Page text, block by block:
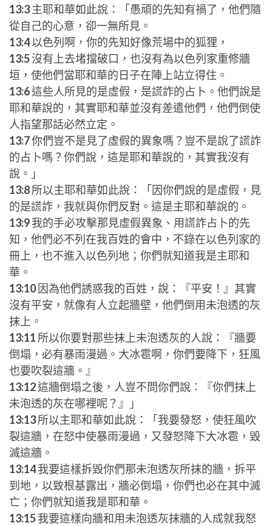
13:3主耶和華如此說：「愚頑的先知有禍了，他們隨
從自己的心意，卻一無所見。
13:4以色列啊，你的先知好像荒場中的狐狸，
13:5沒有上去堵擋破口，也沒有為以色列家重修牆
垣，使他們當耶和華的日子在陣上站立得住。
13:6這些人所見的是虛假，是謊詐的占卜。他們說是
耶和華說的，其實耶和華並沒有差遣他們，他們倒使
人指望那話必然立定。
13:7你們豈不是見了虛假的異象嗎？豈不是說了謊詐
的占卜嗎？你們說，這是耶和華說的，其實我沒有
說。」
13:8所以主耶和華如此說：「因你們說的是虛假，見
的是謊詐，我就與你們反對。這是主耶和華說的。
13:9我的手必攻擊那見虛假異象、用謊詐占卜的先
知，他們必不列在我百姓的會中，不錄在以色列家的
冊上，也不進入以色列地；你們就知道我是主耶和
華。
13:10因為他們誘惑我的百姓，說：『平安！』其實
沒有平安，就像有人立起牆壁，他們倒用未泡透的灰
抹上。
13:11 所以你要對那些抹上未泡透灰的人說：『牆要
倒塌，必有暴雨漫過。大冰雹啊，你們要降下，狂風
也要吹裂這牆。』
13:12這牆倒塌之後，人豈不問你們說：『你們抹上
未泡透的灰在哪裡呢？』」
13:13所以主耶和華如此說：「我要發怒，使狂風吹
裂這牆，在怒中使暴雨漫過，又發怒降下大冰雹，毀
滅這牆。
13:14我要這樣拆毀你們那未泡透灰所抹的牆，拆平
到地，以致根基露出，牆必倒塌，你們也必在其中滅
亡；你們就知道我是耶和華。
13:15我要這樣向牆和用未泡透灰抹牆的人成就我怒